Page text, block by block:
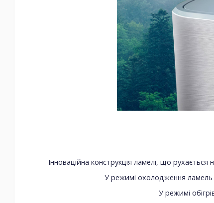
Інноваційна конструкція ламелі, що
У режимі охолодження ламель
У режимі